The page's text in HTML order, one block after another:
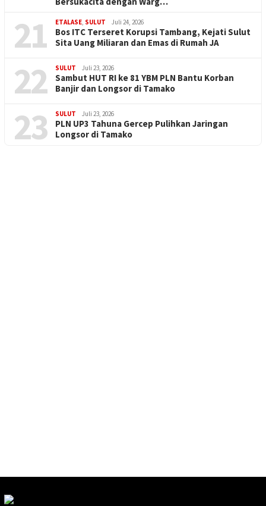
21 ETALASE SULUT Juli 24, 2026
Bos ITC Terseret Korupsi Tambang, Kejati Sulut
Sita Uang Miliaran dan Emas di Rumah JA
22 SULUT Juli 23, 2026
Sambut HUT RI ke 81 YBM PLN Bantu Korban
Banjir dan Longsor di Tamako
23 SULUT Juli 23, 2026
PLN UP3 Tahuna Gercep Pulihkan Jaringan
Longsor di Tamako